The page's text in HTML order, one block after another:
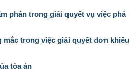
phán trong giải quyết vụ việc phá
mắc trong việc giải quyết đơn khiếu
tòa án